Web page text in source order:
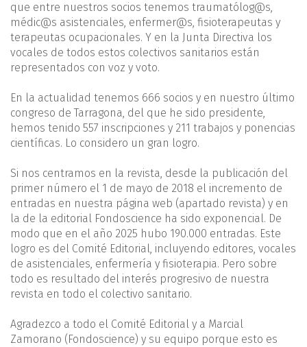
que entre nuestros socios tenemos traumatólog@s,
médic@s asistenciales, enfermer@s, fisioterapeutas y
terapeutas ocupacionales. Y en la Junta Directiva los
vocales de todos estos colectivos sanitarios están
representados con voz y voto.
En la actualidad tenemos 666 socios y en nuestro último
congreso de Tarragona, del que he sido presidente,
hemos tenido 557 inscripciones y 211 trabajos y ponencias
científicas. Lo considero un gran logro.
Si nos centramos en la revista, desde la publicación del
primer número el 1 de mayo de 2018 el incremento de
entradas en nuestra página web (apartado revista) y en
la de la editorial Fondoscience ha sido exponencial. De
modo que en el año 2025 hubo 190.000 entradas. Este
logro es del Comité Editorial, incluyendo editores, vocales
de asistenciales, enfermería y fisioterapia. Pero sobre
todo es resultado del interés progresivo de nuestra
revista en todo el colectivo sanitario.
Agradezco a todo el Comité Editorial y a Marcial
Zamorano (Fondoscience) y su equipo porque esto es